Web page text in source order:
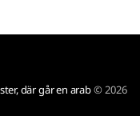
där går en arab© 2026